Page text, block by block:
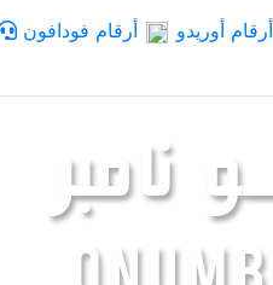
أرقام أوريدو أرقام فودافون